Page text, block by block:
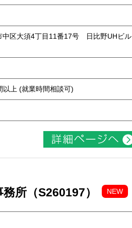
区大須4丁目11番17号 日比野UHビル
上 (就業時間相談可)
所（S260197） NEW